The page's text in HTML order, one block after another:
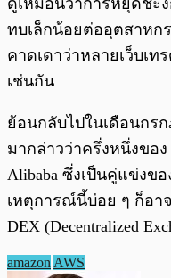
ดูเหมือนว่าการหยุดชะ
ทบเล็กน้อยต่ออุตสาหก
คาดเดาว่าหลายเว็บเ
เช่นกัน
ย้อนกลับไปในเดือนกร
มากล่าวว่าครึ่งหนึ่งขอ
Alibaba ซึ่งเป็นคู่แข่งข
เหตุการณ์นี้บ่อย ๆ ก็อา
DEX (Decentralized
amazon AWS